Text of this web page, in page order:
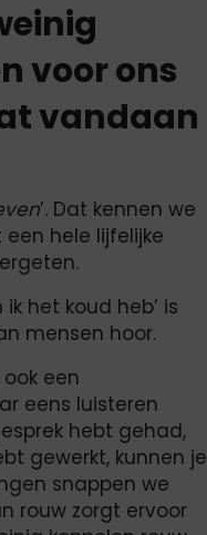
voor ons
vandaan
’. Dat kennen we
hele lijfelijke
het koud heb’ is
mensen hoor.
een
eens luisteren
hebt gehad,
gewerkt, kunnen je
snappen we
rouw zorgt ervoor